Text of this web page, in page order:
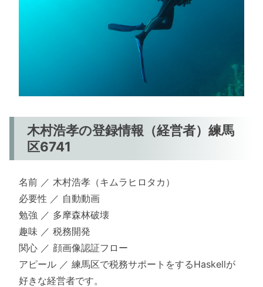
木村浩孝の登録情報（経営者）練馬
区6741
名前 ／ 木村浩孝（キムラヒロタカ）
必要性 ／ 自動動画
勉強 ／ 多摩森林破壊
趣味 ／ 税務開発
関心 ／ 顔画像認証フロー
アピール ／ 練馬区で税務サポートをするHaskellが
好きな経営者です。